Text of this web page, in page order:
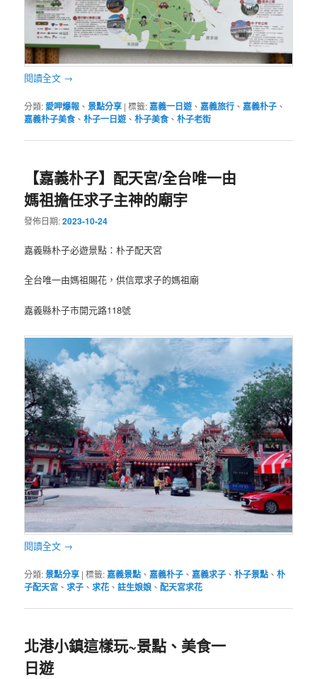
閱讀全文 →
分類:愛呷爆報 、景點分享 |標籤:嘉義一日遊 、嘉義旅行 、嘉義朴子 、
嘉義朴子美食 、朴子一日遊 、朴子美食 、朴子老街
【嘉義朴子】配天宮/全台唯一由
媽祖擔任求子主神的廟宇
發佈日期:2023-10-24
嘉義縣朴子必遊景點：朴子配天宮
全台唯一由媽祖賜花，供信眾求子的媽祖廟
嘉義縣朴子市開元路118號
閱讀全文 →
分類:景點分享 |標籤:嘉義景點 、嘉義朴子 、嘉義求子 、朴子景點 、朴
子配天宮 、求子 、求花 、註生娘娘 、配天宮求花
北港小鎮這樣玩~景點、美食一
日遊